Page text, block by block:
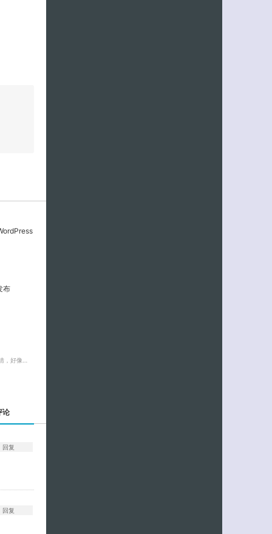
布
，好像…
论
回复
回复